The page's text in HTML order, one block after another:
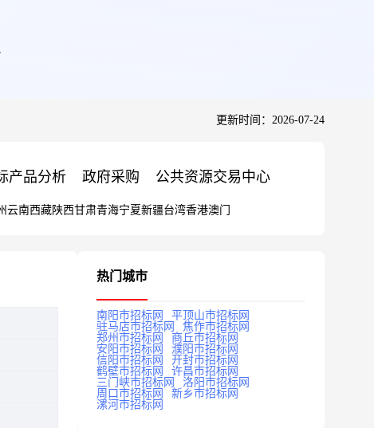
更新时间：2026-07-24
产品分析 政府采购 公共资源交易中心
云南西藏陕西甘肃青海宁夏新疆台湾香港澳门
热门城市
南阳市招标网
平顶山市招标网
驻马店市招标网
焦作市招标网
郑州市招标网
商丘市招标网
安阳市招标网
濮阳市招标网
信阳市招标网
开封市招标网
鹤壁市招标网
许昌市招标网
三门峡市招标网
洛阳市招标网
周口市招标网
新乡市招标网
漯河市招标网